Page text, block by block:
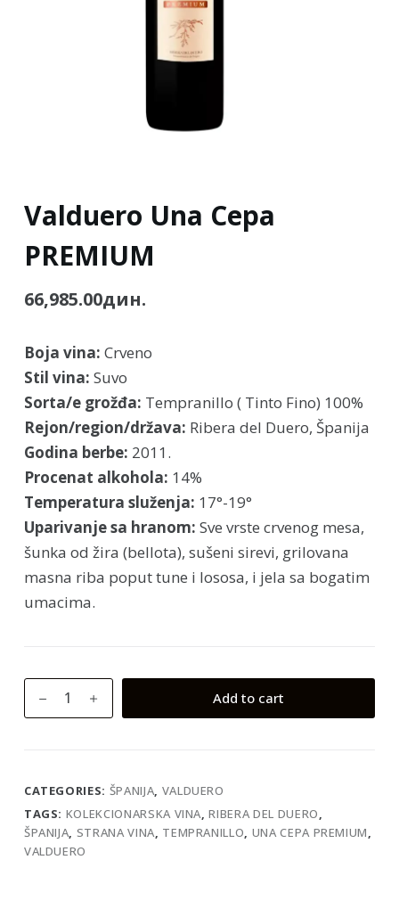
Valduero Una Cepa
PREMIUM
66,985.00дин.
Boja vina: Crveno
Stil vina: Suvo
Sorta/e grožđa: Tempranillo ( Tinto Fino) 100%
Rejon/region/država: Ribera del Duero, Španija
Godina berbe: 2011.
Procenat alkohola: 14%
Temperatura služenja: 17°-19°
Uparivanje sa hranom: Sve vrste crvenog mesa,
šunka od žira (bellota), sušeni sirevi, grilovana
masna riba poput tune i lososa, i jela sa bogatim
umacima.
Add to cart
CATEGORIES: ŠPANIJA VALDUERO
TAGS: KOLEKCIONARSKA VINA ,RIBERA DEL DUERO
ŠPANIJA STRANA VINA TEMPRANILLO UNA CEPA PREMIUM
VALDUERO